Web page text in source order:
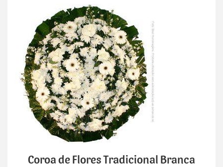
Coroa de Flores Tradicional Branca